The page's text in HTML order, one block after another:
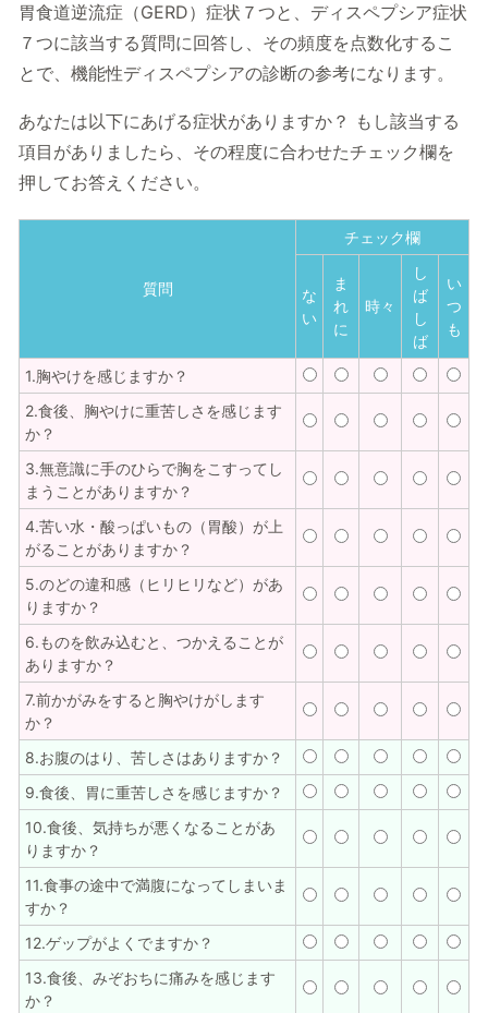
胃食道逆流症（GERD）症状７つと、ディスペプシア症状
７つに該当する質問に回答し、その頻度を点数化するこ
とで、機能性ディスペプシアの診断の参考になります。
あなたは以下にあげる症状がありますか？ もし該当する
項目がありましたら、その程度に合わせたチェック欄を
押してお答えください。
質問
チェック欄
な
い
ま
れ
に
時々
し
ば
し
ば
い
つ
も
1.胸やけを感じますか？
2.食後、胸やけに重苦しさを感じます
か？
3.無意識に手のひらで胸をこすってし
まうことがありますか？
4.苦い水・酸っぱいもの（胃酸）が上
がることがありますか？
5.のどの違和感（ヒリヒリなど）があ
りますか？
6.ものを飲み込むと、つかえることが
ありますか？
7.前かがみをすると胸やけがします
か？
8.お腹のはり、苦しさはありますか？
9.食後、胃に重苦しさを感じますか？
10.食後、気持ちが悪くなることがあ
りますか？
11.食事の途中で満腹になってしまいま
すか？
12.ゲップがよくでますか？
13.食後、みぞおちに痛みを感じます
か？